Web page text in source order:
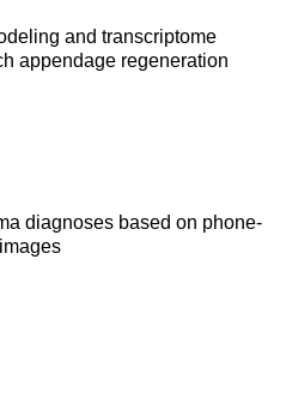
and transcriptome
appendage regeneration
diagnoses based on phone-